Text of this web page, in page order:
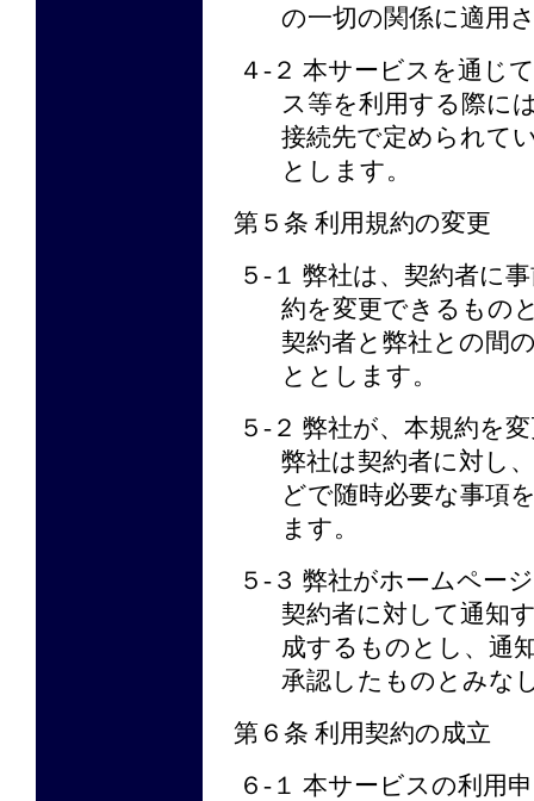
の一切の関係に適用
４-２ 本サービスを通じ
ス等を利用する際に
接続先で定められて
とします。
第５条 利用規約の変更
５-１ 弊社は、契約者に
約を変更できるもの
契約者と弊社との間
ととします。
５-２ 弊社が、本規約を
弊社は契約者に対し
どで随時必要な事項
ます。
５-３ 弊社がホームペー
契約者に対して通知
成するものとし、通
承認したものとみな
第６条 利用契約の成立
６-１ 本サービスの利用